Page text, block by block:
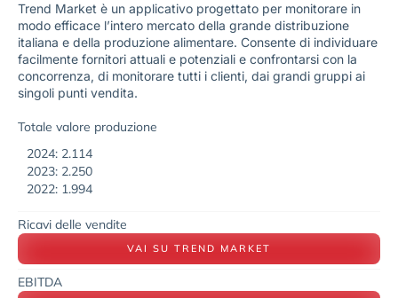
Trend Market è un applicativo progettato per monitorare in
modo efficace l’intero mercato della grande distribuzione
italiana e della produzione alimentare. Consente di individuare
facilmente fornitori attuali e potenziali e confrontarsi con la
concorrenza, di monitorare tutti i clienti, dai grandi gruppi ai
singoli punti vendita.
Totale valore produzione
2024: 2.114
2023: 2.250
2022: 1.994
Ricavi delle vendite
VAI SU TREND MARKET
EBITDA